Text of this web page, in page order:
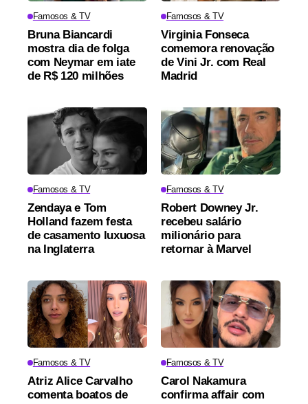
Famosos & TV
Bruna Biancardi
mostra dia de folga
com Neymar em iate
de R$ 120 milhões
Famosos & TV
Virginia Fonseca
comemora renovação
de Vini Jr. com Real
Madrid
Famosos & TV
Zendaya e Tom
Holland fazem festa
de casamento luxuosa
na Inglaterra
Famosos & TV
Robert Downey Jr.
recebeu salário
milionário para
retornar à Marvel
Famosos & TV
Atriz Alice Carvalho
comenta boatos de
Famosos & TV
Carol Nakamura
confirma affair com